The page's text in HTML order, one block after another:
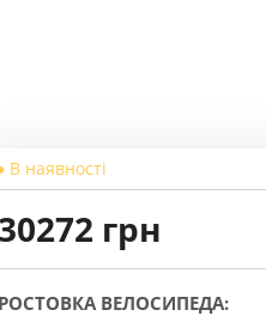
В наявності
30272 грн
РОСТОВКА ВЕЛОСИПЕДА: